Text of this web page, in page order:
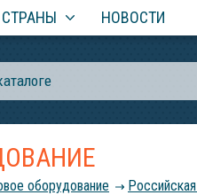
НОВОСТИ
оборудование